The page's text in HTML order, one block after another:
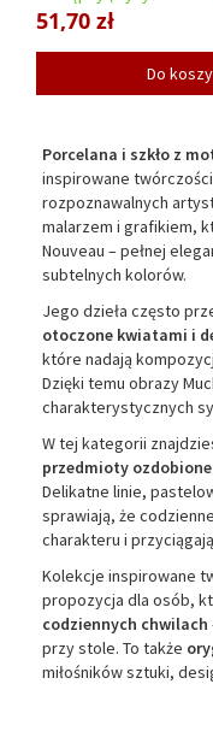
51,70 zł
Do
Porcelana i szkło z
inspirowane
rozpoznawalnych
malarzem i grafikiem,
Nouveau –pełnej
subtelnych kolorów.
Jego dzieła często
otoczone kwiatami i
które nadają
Dzięki temu obrazy
charakterystycznych
Wtej kategorii
przedmioty ozdobione
Delikatne linie,
sprawiają, że codzienne
charakteru i przyciągają
Kolekcje inspirowane
propozycja dla osób,
codziennych chwilach
przystole. To także
miłośnikówsztuki,